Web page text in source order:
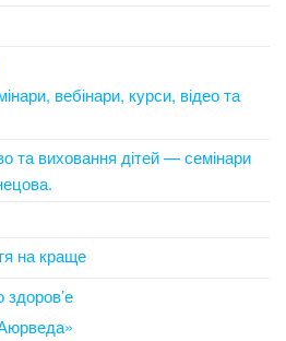
вебінари, курси, відео та
та виховання дітей — семінари
на краще